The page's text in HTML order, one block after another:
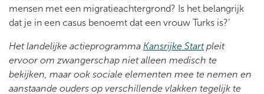
mensen met een migratieachtergrond? Is het belangrijk
dat je in een casus benoemt dat een vrouw Turks is?’
Het landelijke actieprogramma Kansrijke Startpleit
ervoor om zwangerschap niet alleen medisch te
bekijken, maar ook sociale elementen mee te nemen en
aanstaande ouders op verschillende vlakken tegelijk te